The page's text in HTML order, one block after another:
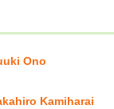
Ono
Kamiharai